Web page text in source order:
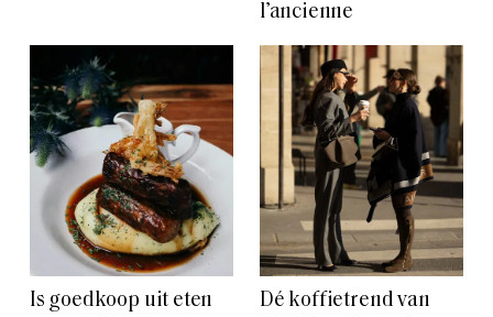
l’ancienne
Is goedkoop uit eten
Dé koffietrend van